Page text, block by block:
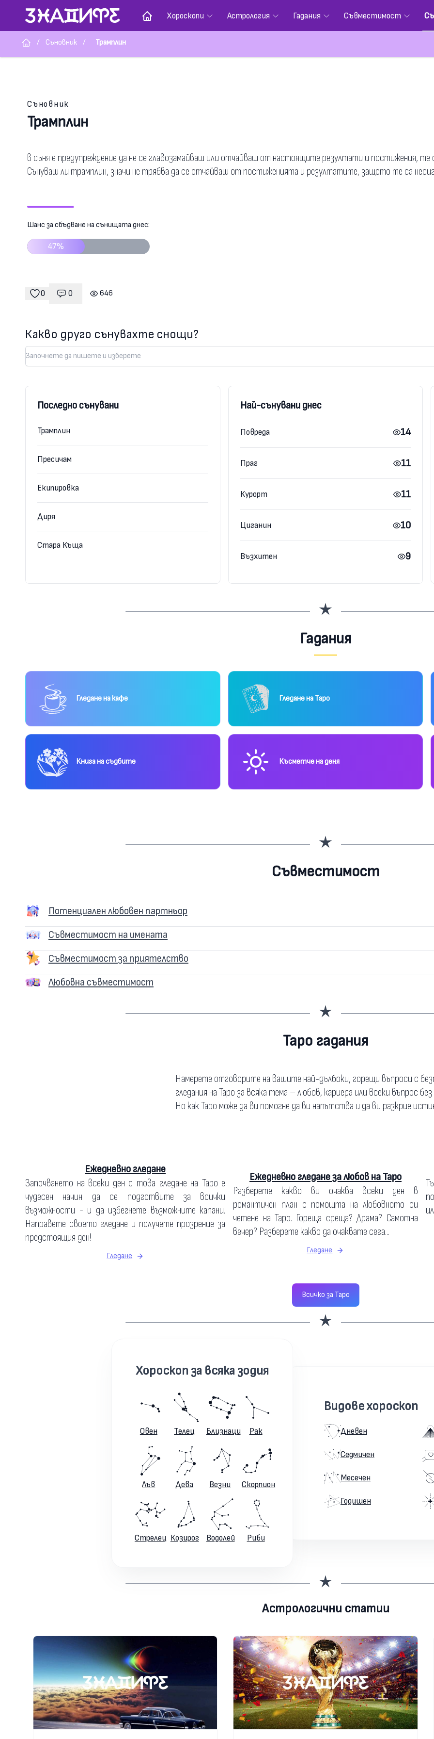
Хороскопи Астрология Гадания Съвместимост
/ Съновник / Трамплин
Съновник
Трамплин
в съня е предупреждение да не се главозамайваш или отчайваш от настоящите резултати и постижения, те
Сънуваш ли трамплин, значи не трябва да се отчайваш от постиженията и резултатите, защото те са
Шанс за сбъдване на сънищата днес:
47%
0
харесвания
0
Коментари
646
гледания
Какво друго сънувахте снощи?
Последно сънувани
Трамплин
Пресичам
Екипировка
Диря
Стара Къща
Най-сънувани днес
Повреда 14
Праг 11
Курорт 11
Циганин 10
Възхитен 9
Гадания
Гледане на кафе Гледане на Таро
Книга на съдбите Късметче на деня
Съвместимост
Потенциален любовен партньор
Съвместимост на имената
Съвместимост за приятелство
Любовна съвместимост
Таро гадания
Намерете отговорите на вашите най-дълбоки, горещи въпроси с
гледания на Таро за всяка тема – любов, кариера или всеки въпрос
Но как Таро може да ви помогне да ви напътства и да ви разкрие
Ежедневно гледане
Започването на всеки ден с това гледане на Таро е
чудесен начин да се подготвите за всички
възможности - и да избегнете възможните капани.
Направете своето гледане и получете прозрение за
предстоящия ден!
Гледане
Ежедневно гледане за любов на Таро
Разберете какво ви очаква всеки ден в
романтичен план с помощта на любовното си
четене на Таро. Гореща среща? Драма? Самотна
вечер? Разберете какво да очаквате сега...
Гледане
Всичко за Таро
Хороскоп за всяка зодия
Овен Телец Близнаци Рак
Лъв Дева Везни Скорпион
Стрелец Козирог Водолей Риби
Видове хороскоп
Дневен
Седмичен
Месечен
Годишен
Астрологични статии